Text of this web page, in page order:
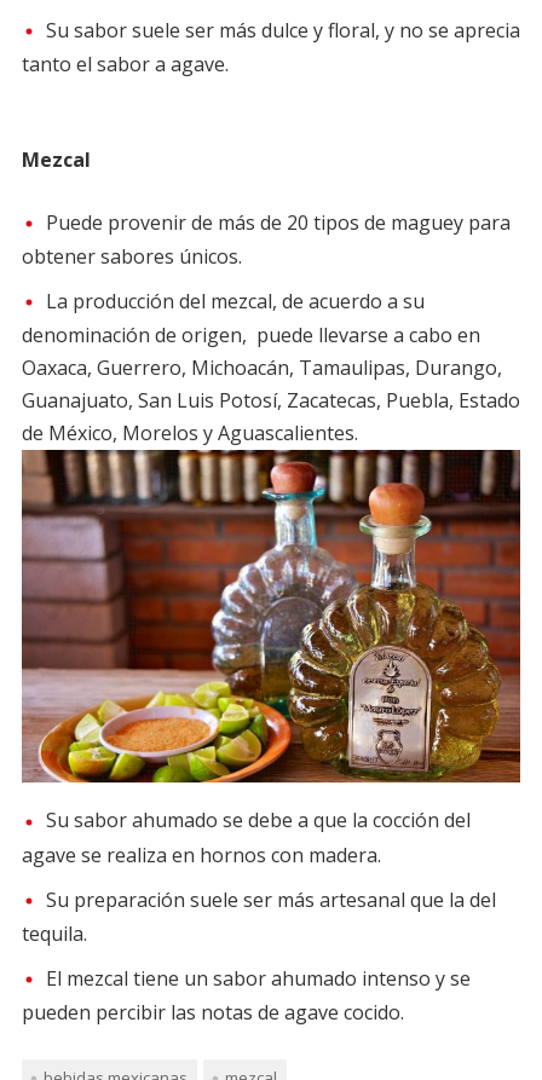
Su sabor suele ser más dulce y floral, y no se aprecia
tanto el sabor a agave.
Mezcal
Puede provenir de más de 20 tipos de maguey para
obtener sabores únicos.
La producción del mezcal, de acuerdo a su
denominación de origen, puede llevarse a cabo en
Oaxaca, Guerrero, Michoacán, Tamaulipas, Durango,
Guanajuato, San Luis Potosí, Zacatecas, Puebla, Estado
de México, Morelos y Aguascalientes.
Su sabor ahumado se debe a que la cocción del
agave se realiza en hornos con madera.
Su preparación suele ser más artesanal que la del
tequila.
El mezcal tiene un sabor ahumado intenso y se
pueden percibir las notas de agave cocido.